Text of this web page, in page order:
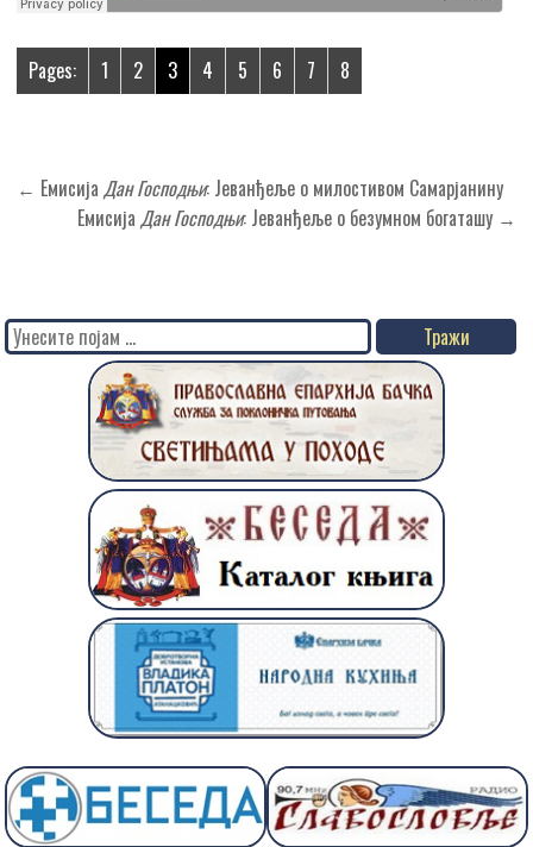
Pages: 1 2 3 4 5 6 7 8
Кретање
чланка
← ЕмисијаДан Господњи: Јеванђеље о милостивом Самарјанину
Емисија Дан Господњи: Јеванђеље о безумном богаташу →
Search
for: